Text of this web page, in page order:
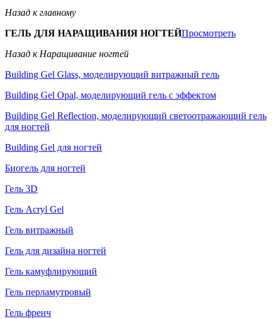
Назад к главному
ГЕЛЬ ДЛЯ НАРАЩИВАНИЯ НОГТЕЙПросмотреть
Назад к Наращивание ногтей
Building Gel Glass, моделирующий витражный гель
Building Gel Opal, моделирующий гель с эффектом
Building Gel Reflection, моделирующий светоотражающий гель
для ногтей
Building Gel для ногтей
Биогель для ногтей
Гель 3D
Гель Acryl Gel
Гель витражный
Гель для дизайна ногтей
Гель камуфлирующий
Гель перламутровый
Гель френч